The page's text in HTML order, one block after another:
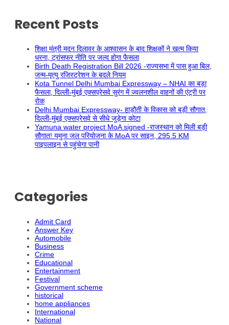
Recent Posts
शिक्षा मंत्री मदन दिलावर के आश्वासन के बाद शिक्षकों ने खत्म किया
धरना, ट्रांसफर नीति पर जल्द होगा फैसला
Birth Death Registration Bill 2026 -राज्यसभा में पास हुआ बिल,
जन्म-मृत्यु रजिस्ट्रेशन के बदले नियम
Kota Tunnel Delhi Mumbai Expressway – NHAI का बड़ा
फैसला, दिल्ली-मुंबई एक्सप्रेसवे सुरंग में ज्वलनशील वाहनों की एंट्री पर
रोक
Delhi Mumbai Expressway- हाड़ौती के विकास को बड़ी सौगात,
दिल्ली-मुंबई एक्सप्रेसवे से सीधे जुड़ेगा कोटा
Yamuna water project MoA signed -राजस्थान को मिली बड़ी
सौगात! यमुना जल परियोजना के MoA पर साइन, 295.5 KM
पाइपलाइन से पहुंचेगा पानी
Categories
Admit Card
Answer Key
Automobile
Business
Crime
Educational
Entertainment
Festival
Government scheme
historical
home appliances
International
National